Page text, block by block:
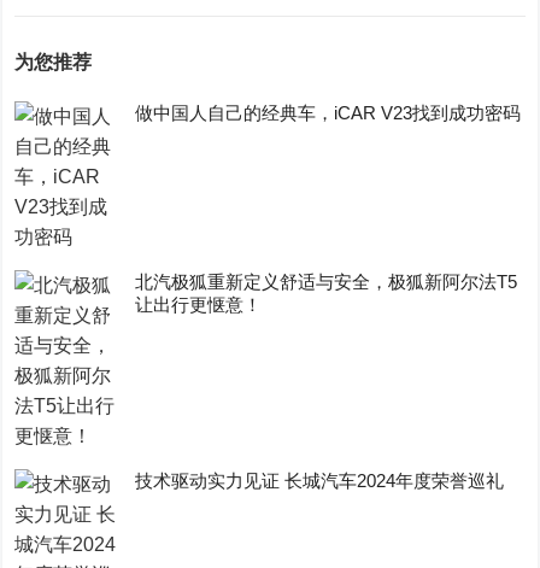
为您推荐
做中国人自己的经典车，iCAR V23找到成功密码
​北汽极狐重新定义舒适与安全，极狐新阿尔法T5
让出行更惬意！
技术驱动实力见证 长城汽车2024年度荣誉巡礼